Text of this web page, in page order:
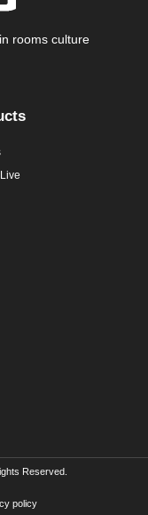
rooms culture
Reserved.
policy